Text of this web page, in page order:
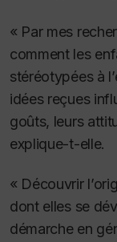
« Par mes
comment les
stéréotypées à
idées reçues
goûts, leurs
explique-t-elle.
« Découvrir
dont elles se
démarche en